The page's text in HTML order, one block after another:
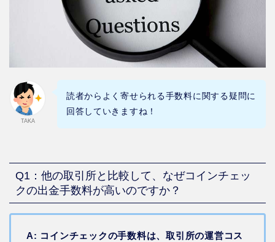
TAKA
読者からよく寄せられる手数料に関する疑問に
回答していきますね！
Q1：他の取引所と比較して、なぜコインチェッ
クの出金手数料が高いのですか？
A: コインチェックの手数料は、取引所の運営コス